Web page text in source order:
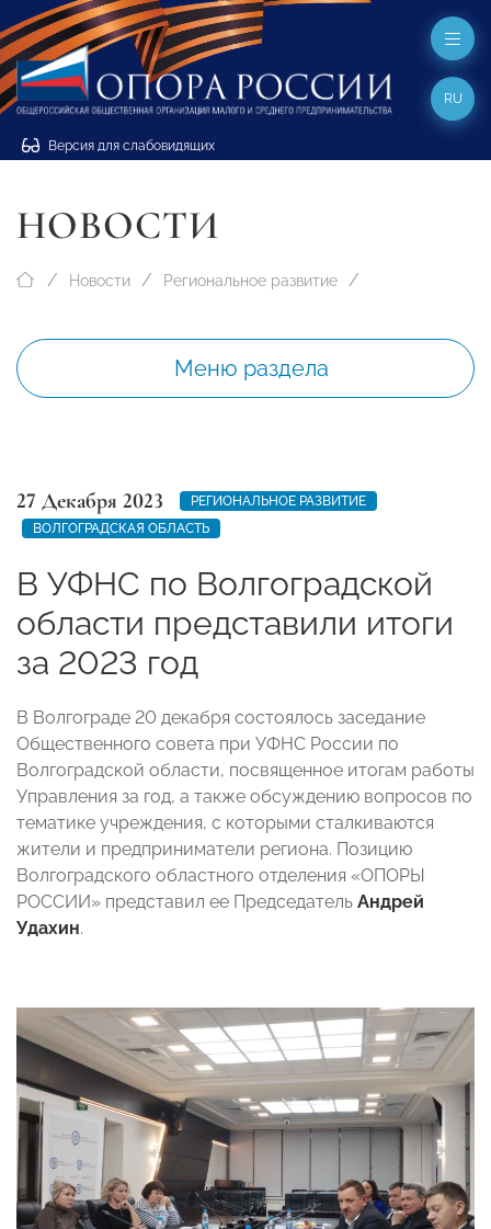
Версия для слабовидящих
RU
НОВОСТИ
Новости Региональное развитие
Меню раздела
27 Декабря 2023
РЕГИОНАЛЬНОЕ РАЗВИТИЕ
ВОЛГОГРАДСКАЯ ОБЛАСТЬ
В УФНС по Волгоградской
области представили итоги
за 2023 год
В Волгограде 20 декабря состоялось заседание
Общественного совета при УФНС России по
Волгоградской области, посвященное итогам работы
Управления за год, а также обсуждению вопросов по
тематике учреждения, с которыми сталкиваются
жители и предприниматели региона. Позицию
Волгоградского областного отделения «ОПОРЫ
РОССИИ» представил ее Председатель Андрей
Удахин.